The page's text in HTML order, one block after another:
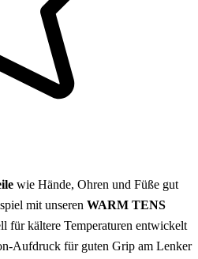
wie Hände, Ohren und Füße gut
mit unseren WARM TENS
für kältere Temperaturen entwickelt
Aufdruck für guten Grip am Lenker